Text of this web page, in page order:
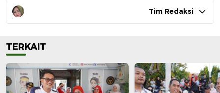
Tim Redaksi
TERKAIT